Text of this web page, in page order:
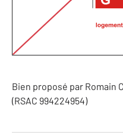
Bien proposé par Romain
(RSAC 994224954)